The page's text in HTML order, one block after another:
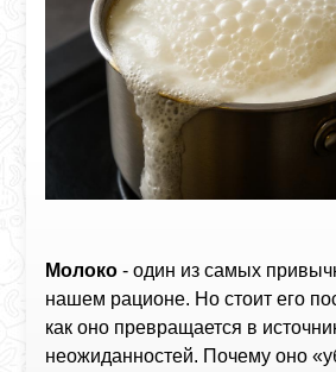
Молоко - один из самых
нашем рационе. Но стоит его
как оно превращается в
неожиданностей. Почему оно